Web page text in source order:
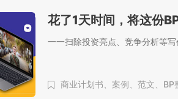
花了1天时间，将这份
一一扫除投资亮点、竞争分析等
商业计划书、 案例、 范文、 BP